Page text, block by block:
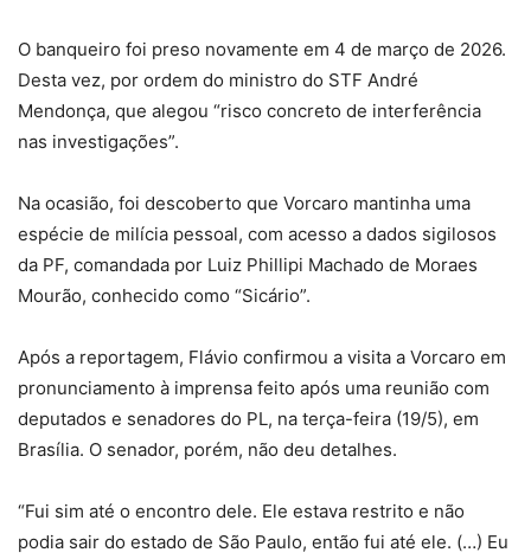
O banqueiro foi preso novamente em 4 de março de 2026.
Desta vez, por ordem do ministro do STF André
Mendonça, que alegou “risco concreto de interferência
nas investigações”.
Na ocasião, foi descoberto que Vorcaro mantinha uma
espécie de milícia pessoal, com acesso a dados sigilosos
da PF, comandada por Luiz Phillipi Machado de Moraes
Mourão, conhecido como “Sicário”.
Após a reportagem, Flávio confirmou a visita a Vorcaro em
pronunciamento à imprensa feito após uma reunião com
deputados e senadores do PL, na terça-feira (19/5), em
Brasília. O senador, porém, não deu detalhes.
“Fui sim até o encontro dele. Ele estava restrito e não
podia sair do estado de São Paulo, então fui até ele. (…) Eu